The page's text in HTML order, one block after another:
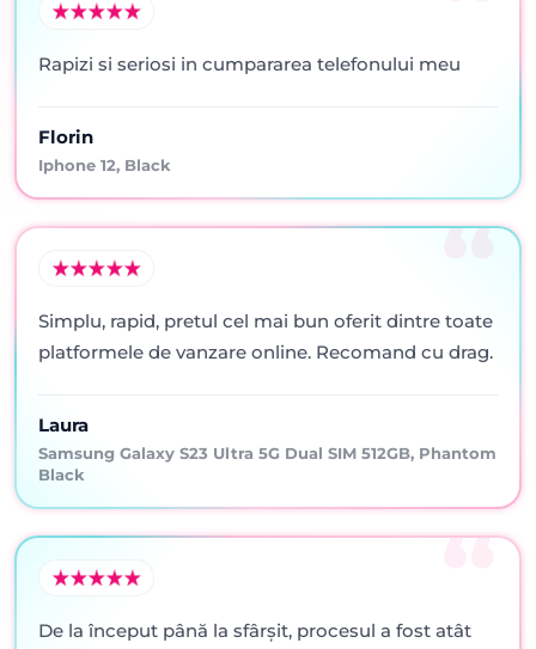
Rapizi si seriosi in cumpararea telefonului meu
Florin
Iphone 12, Black
Simplu, rapid, pretul cel mai bun oferit dintre toate
platformele de vanzare online. Recomand cu drag.
Laura
Samsung Galaxy S23 Ultra 5G Dual SIM 512GB, Phantom
Black
De la început până la sfârșit, procesul a fost atât